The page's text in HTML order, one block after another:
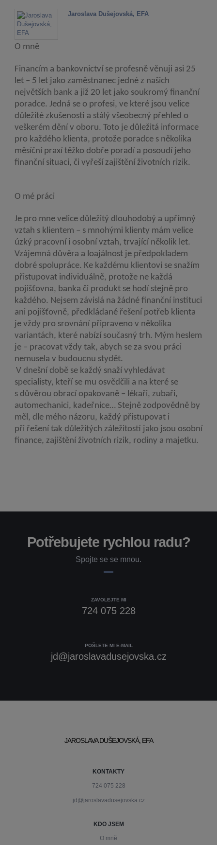
Jaroslava Dušejovská, EFA
O mně
Financím a bankovnictví se profesně věnuji asi 25
let – 5 let jako zaměstnanec jedné z našich
největších bank a již 20 let jako soukromý finanční
poradce. Jedná se o profesi, ve které jsou velice
důležité zkušenosti a stálý všeobecný přehled o
veškerém dění v oboru. Toto je důležitá informace
pro každého klienta, protože poradce s několika
měsíční praxí těžko dobře poradí a posoudí jeho
finanční situaci, či vyřeší zajištění životních rizik.
O mé práci
Je pro mne velice důležitý dlouhodobý a upřímný
vztah s klientem – s mnohými klienty mám velice
úzký pracovní i osobní vztah, trvající několik let.
Vzájemná důvěra a loajálnost je předpokladem
dobré spolupráce. Ke každému klientovi se snažím
přistupovat individuálně, protože ne každá
pojišťovna, banka či produkt se hodí stejně pro
každého. Nejsem závislá na žádné finanční instituci
ani pojišťovně, předkládané řešení potřeb klienta
je vždy pro srovnání připraveno v několika
variantách, které nabízí současný trh. Mým heslem
je – pracovat vždy tak, abych se za svou práci
nemusela v budoucnu stydět.
V dnešní době se každý snaží vyhledávat
specialisty, kteří se mu osvědčili a na které se
s důvěrou obrací opakovaně – lékaři, zubaři,
automechanici, kadeřnice… Stejně zodpovědně by
měl, dle mého názoru, každý přistupovat i
při řešení tak důležitých záležitostí jako jsou osobní
finance, zajištění životních rizik, rodiny a majetku.
Potřebujete rychlou radu?
Spojte se se mnou.
ZAVOLEJTE MI
724 075 228
POŠLETE MI E-MAIL
jd@jaroslavadusejovska.cz
JAROSLAVA DUŠEJOVSKÁ, EFA
KONTAKTY
724 075 228
jd@jaroslavadusejovska.cz
KDO JSEM
O mně